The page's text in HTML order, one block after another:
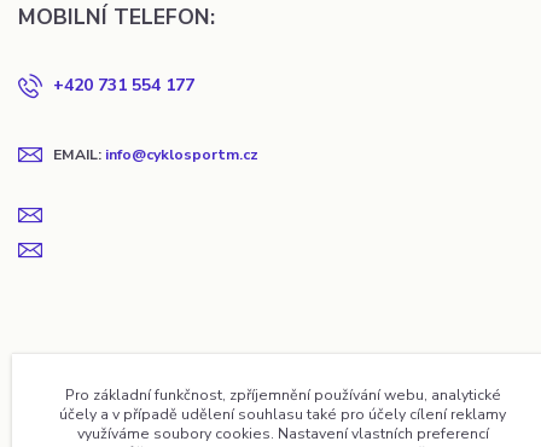
MOBILNÍ TELEFON:
+420 731 554 177
EMAIL: info@cyklosportm.cz
Pro základní funkčnost, zpříjemnění používání webu, analytické
účely a v případě udělení souhlasu také pro účely cílení reklamy
využíváme soubory cookies. Nastavení vlastních preferencí